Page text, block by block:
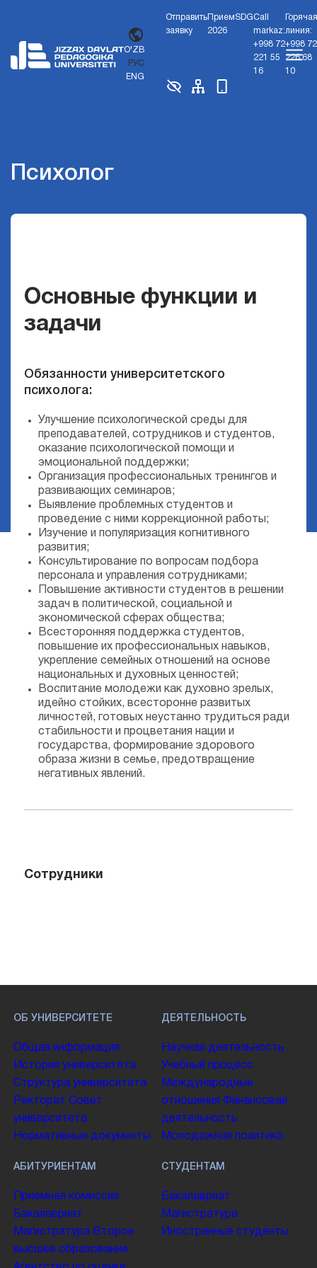
O'ZB
РУС
ENG
Отправить
заявку
Прием
2026
SDGCall
markaz:
+998 72
221 55
16
Горячая
линия:
+998 72
226 68
10
Психолог
Основные функции и
задачи
Обязанности университетского
психолога:
Улучшение психологической среды для
преподавателей, сотрудников и студентов,
оказание психологической помощи и
эмоциональной поддержки;
Организация профессиональных тренингов и
развивающих семинаров;
Выявление проблемных студентов и
проведение с ними коррекционной работы;
Изучение и популяризация когнитивного
развития;
Консультирование по вопросам подбора
персонала и управления сотрудниками;
Повышение активности студентов в решении
задач в политической, социальной и
экономической сферах общества;
Всесторонняя поддержка студентов,
повышение их профессиональных навыков,
укрепление семейных отношений на основе
национальных и духовных ценностей;
Воспитание молодежи как духовно зрелых,
идейно стойких, всесторонне развитых
личностей, готовых неустанно трудиться ради
стабильности и процветания нации и
государства, формирование здорового
образа жизни в семье, предотвращение
негативных явлений.
Сотрудники
ОБ УНИВЕРСИТЕТЕ
Общая информация
История университета
Структура университета
Ректорат Совет
университета
Нормативные документы
ДЕЯТЕЛЬНОСТЬ
Научная деятельность
Учебный процесс
Международные
отношения Финансовая
деятельность
Молодежная политика
АБИТУРИЕНТАМ
Приемная комиссия
Бакалавриат
Магистратура Второе
высшее образование
СТУДЕНТАМ
Бакалавриат
Магистратура
Иностранные студенты